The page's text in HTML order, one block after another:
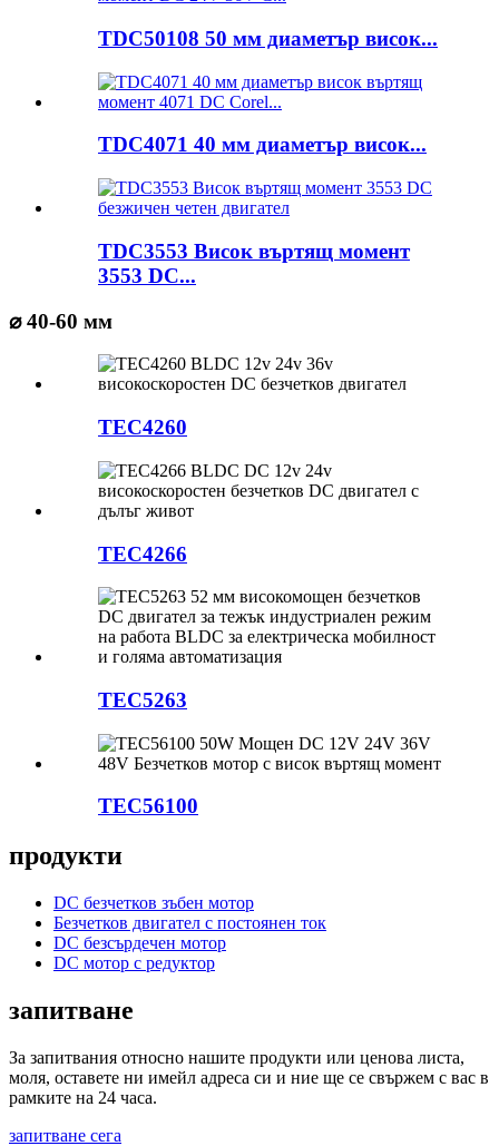
TDC50108 50 мм диаметър висок...
TDC4071 40 мм диаметър висок...
TDC3553 Висок въртящ момент
3553 DC...
⌀ 40-60 мм
TEC4260
TEC4266
TEC5263
TEC56100
продукти
DC безчетков зъбен мотор
Безчетков двигател с постоянен ток
DC безсърдечен мотор
DC мотор с редуктор
запитване
За запитвания относно нашите продукти или ценова листа,
моля, оставете ни имейл адреса си и ние ще се свържем с вас в
рамките на 24 часа.
запитване сега